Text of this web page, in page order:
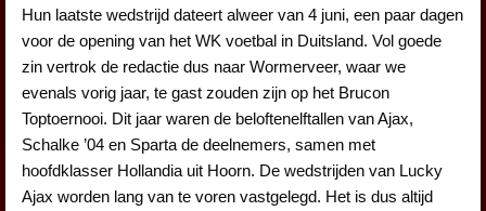
Hun laatste wedstrijd dateert alweer van 4 juni, een paar dagen
voor de opening van het WK voetbal in Duitsland. Vol goede
zin vertrok de redactie dus naar Wormerveer, waar we
evenals vorig jaar, te gast zouden zijn op het Brucon
Toptoernooi. Dit jaar waren de beloftenelftallen van Ajax,
Schalke ’04 en Sparta de deelnemers, samen met
hoofdklasser Hollandia uit Hoorn. De wedstrijden van Lucky
Ajax worden lang van te voren vastgelegd. Het is dus altijd